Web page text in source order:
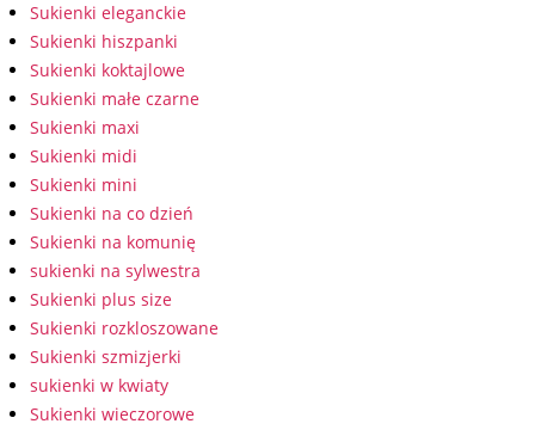
Sukienki eleganckie
Sukienki hiszpanki
Sukienki koktajlowe
Sukienki małe czarne
Sukienki maxi
Sukienki midi
Sukienki mini
Sukienki na co dzień
Sukienki na komunię
sukienki na sylwestra
Sukienki plus size
Sukienki rozkloszowane
Sukienki szmizjerki
sukienki w kwiaty
Sukienki wieczorowe